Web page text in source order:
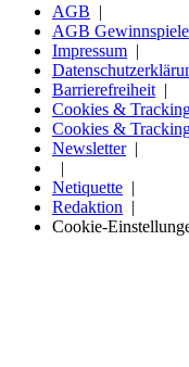
AGB
AGB Gewinnspiele
Impressum
Barrierefreiheit
Cookies &
Cookies &
Newsletter
Netiquette
Redaktion
Cookie-